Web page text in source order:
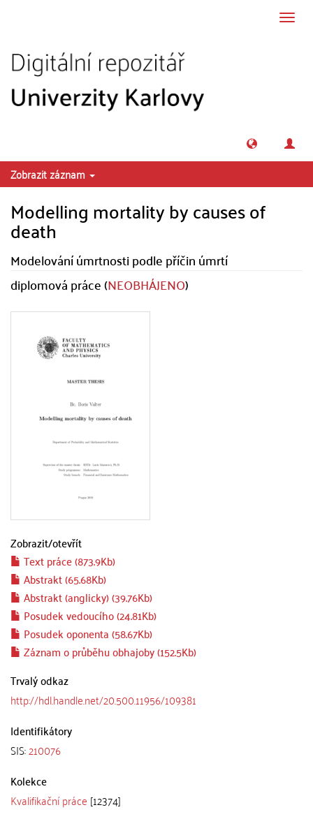
Zobrazit záznam
Modelling mortality by causes of
death
Modelování úmrtnosti podle příčin úmrtí
diplomová práce (NEOBHÁJENO)
Zobrazit/otevřít
Text práce (873.9Kb)
Abstrakt (65.68Kb)
Abstrakt (anglicky) (39.76Kb)
Posudek vedoucího (24.81Kb)
Posudek oponenta (58.67Kb)
Záznam o průběhu obhajoby (152.5Kb)
Trvalý odkaz
http://hdl.handle.net/20.500.11956/109381
Identifikátory
SIS:210076
Kolekce
Kvalifikační práce [12374]